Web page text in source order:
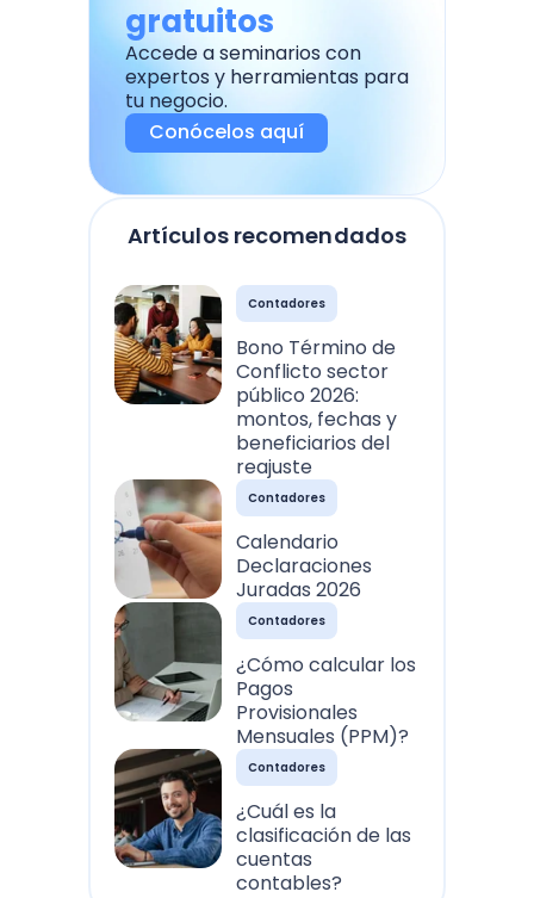
Artículos recomendados
Contadores
Bono Término de
Conflicto sector
público 2026:
montos, fechas y
beneficiarios del
reajuste
Contadores
Calendario
Declaraciones
Juradas 2026
Contadores
¿Cómo calcular los
Pagos
Provisionales
Mensuales (PPM)?
Contadores
¿Cuál es la
clasificación de las
cuentas
contables?
gratuitos
Accede a seminarios con
expertos y herramientas para
tu negocio.
Conócelos aquí